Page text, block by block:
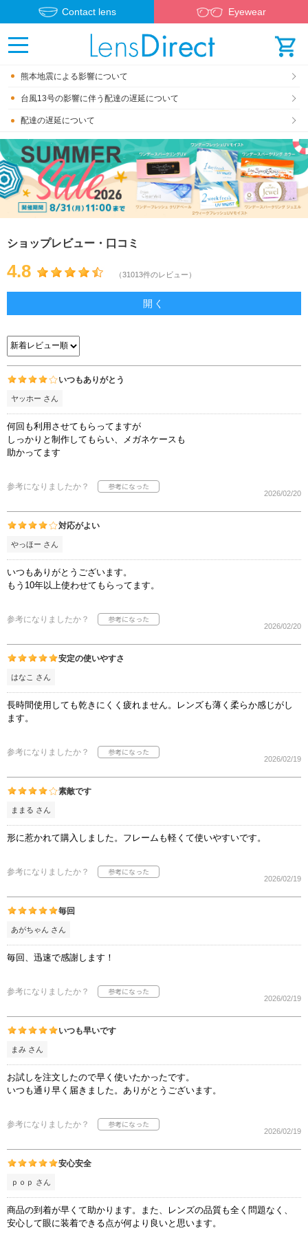
Contact lens Eyewear
熊本地震による影響について
台風13号の影響に伴う配達の遅延について
配達の遅延について
ショップレビュー・口コミ
4.8 （31013件のレビュー）
開く
いつもありがとう
ヤッホー さん
何回も利用させてもらってますが
しっかりと制作してもらい、メガネケースも
助かってます
参考になりましたか？
2026/02/20
対応がよい
やっほー さん
いつもありがとうございます。
もう10年以上使わせてもらってます。
参考になりましたか？
2026/02/20
安定の使いやすさ
はなこ さん
長時間使用しても乾きにくく疲れません。レンズも薄く柔らか感じがし
ます。
参考になりましたか？
2026/02/19
素敵です
ままる さん
形に惹かれて購入しました。フレームも軽くて使いやすいです。
参考になりましたか？
2026/02/19
毎回
あがちゃん さん
毎回、迅速で感謝します！
参考になりましたか？
2026/02/19
いつも早いです
まみ さん
お試しを注文したので早く使いたかったです。
いつも通り早く届きました。ありがとうございます。
参考になりましたか？
2026/02/19
安心安全
ｐｏｐ さん
商品の到着が早くて助かります。また、レンズの品質も全く問題なく、
安心して眼に装着できる点が何より良いと思います。